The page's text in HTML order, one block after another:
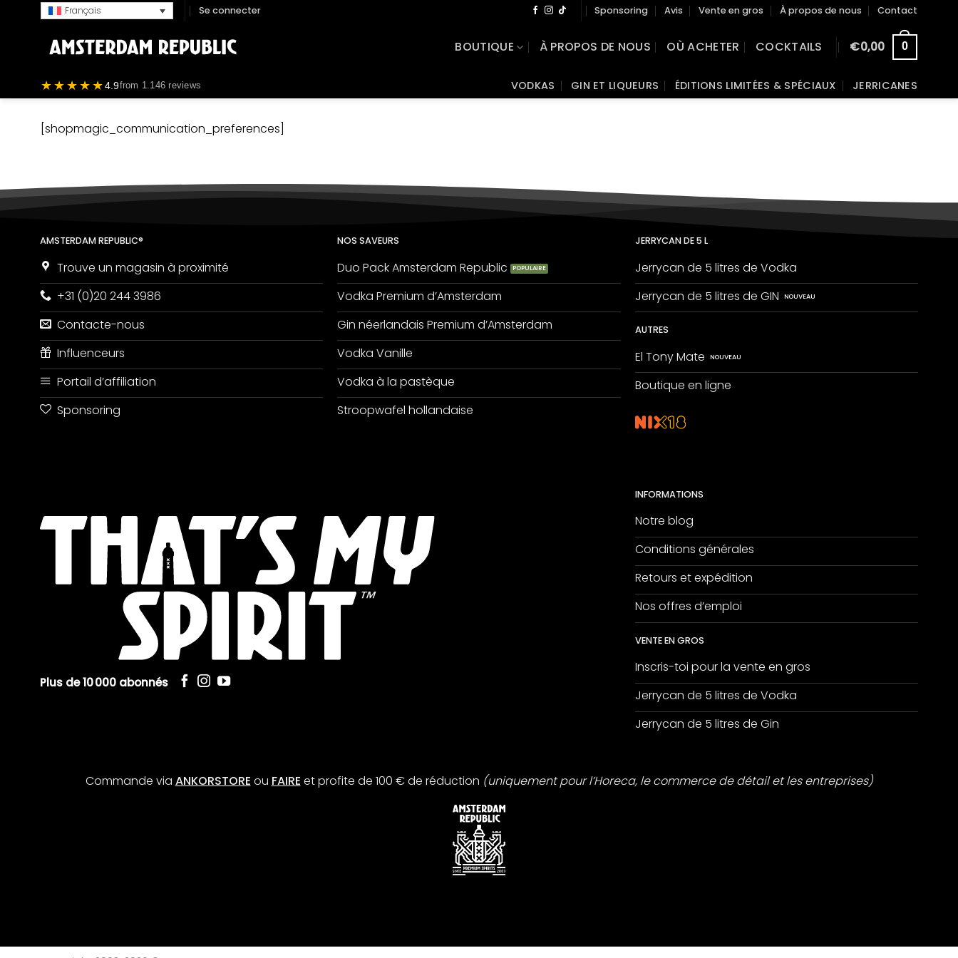
Français Se connecter Sponsoring Avis Vente en gros À propos de nous Contact
BOUTIQUE À PROPOS DE NOUS OÙ ACHETER COCKTAILS €0,00 0
★★★★★4.9from 1.146 reviews VODKAS GIN ET LIQUEURS ÉDITIONS LIMITÉES & SPÉCIAUX JERRICANES
[shopmagic_communication_preferences]
AMSTERDAM REPUBLIC®
Trouve un magasin à proximité
+31 (0)20 244 3986
Contacte-nous
Influenceurs
Portail d’affiliation
Sponsoring
NOS SAVEURS
Duo Pack Amsterdam Republic
Vodka Premium d’Amsterdam
Gin néerlandais Premium d’Amsterdam
Vodka Vanille
Vodka à la pastèque
Stroopwafel hollandaise
JERRYCAN DE 5 L
Jerrycan de 5 litres de Vodka
Jerrycan de 5 litres de GIN
AUTRES
El Tony Mate
Boutique en ligne
Plus de 10 000 abonnés
INFORMATIONS
Notre blog
Conditions générales
Retours et expédition
Nos offres d’emploi
VENTE EN GROS
Inscris-toi pour la vente en gros
Jerrycan de 5 litres de Vodka
Jerrycan de 5 litres de Gin
Commande via ANKORSTORE ou FAIRE et profite de 100 € de réduction (uniquement pour l’Horeca, le commerce de détail et les entreprises)